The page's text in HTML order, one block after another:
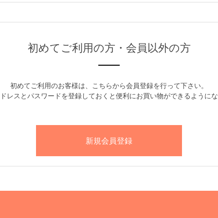
初めてご利用の方・会員以外の方
初めてご利用のお客様は、こちらから会員登録を行って下さい。
レスとパスワードを登録しておくと便利にお買い物ができるように